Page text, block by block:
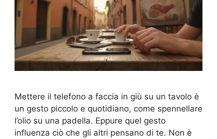
Mettere il telefono a faccia in giù su un tavolo è
un gesto piccolo e quotidiano, come spennellare
l’olio su una padella. Eppure quel gesto
influenza ciò che gli altri pensano di te. Non è